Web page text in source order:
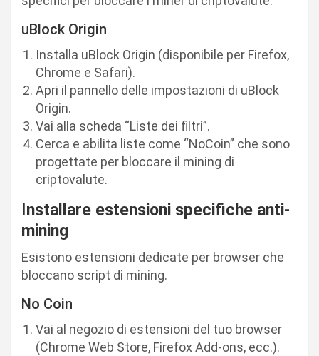
uBlock Origin
Installa uBlock Origin (disponibile per Firefox,
Chrome e Safari).
Apri il pannello delle impostazioni di uBlock
Origin.
Vai alla scheda “Liste dei filtri”.
Cerca e abilita liste come “NoCoin” che sono
progettate per bloccare il mining di
criptovalute.
Installare estensioni specifiche anti-
mining
Esistono estensioni dedicate per browser che
bloccano script di mining.
No Coin
Vai al negozio di estensioni del tuo browser
(Chrome Web Store, Firefox Add-ons, ecc.).